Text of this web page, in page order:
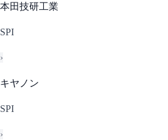
本田技研工業
SPI
›
キヤノン
SPI
›